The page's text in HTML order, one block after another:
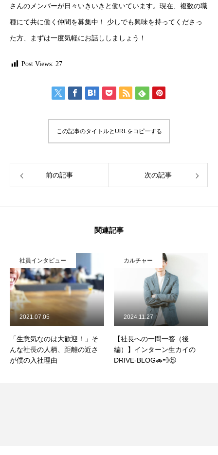
さんのメンバーが日々いきいきと働いています。現在、複数の職
種にて共に働く仲間を募集中！ 少しでも興味を持ってくださっ
た方、まずは一度気軽にお話ししましょう！
Post Views: 27
この記事のタイトルとURLをコピーする
前の記事 次の記事
関連記事
社員インタビュー
「生意気なのは大歓迎！」そ
んな社長の人柄、距離の近さ
が僕の入社理由
2021.07.05
カルチャー
【社長への一問一答（後
編）】インターン生カイの
DRIVE-BLOG🚗💨⑤
2024.11.27